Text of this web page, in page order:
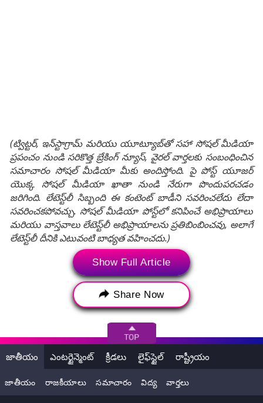
(ట్విట్టర్, ఇన్‌స్టాగ్రామ్ మరియు యూట్యూబ్‌తో సహా సోషల్ మీడియా
ప్రపంచం నుండి సరికొత్త బ్రేకింగ్ న్యూస్, వైరల్ వార్తలకు సంబంధించిన
సమాచారం సోషల్ మీడియా మీకు అందిస్తోంది. పై పోస్ట్ యూజర్
యొక్క సోషల్ మీడియా ఖాతా నుండి నేరుగా పొందుపరచడం
జరిగింది. లేటెస్ట్‌లీ సిబ్బంది ఈ కంటెంట్ బాడీని సవరించలేదు లేదా
సవరించకపోవచ్చు. సోషల్ మీడియా పోస్ట్‌లో కనిపించే అభిప్రాయాలు
మరియు వాస్తవాలు లేటెస్ట్‌లీ అభిప్రాయాలను ప్రతిబింబించవు, అలాగే
లేటెస్ట్‌లీ దీనికి ఎటువంటి బాధ్యత వహించదు.)
YS Jagan to Visit Srikakulam
YS Jagan to Visit Srikakulam News
YS Jagan to Visit Srikakulam District
Andhra Pradesh Srikakulam YSRCP
Palavalasa Rajasekharam శ్రీకాకుళం పర్యటన
వైఎస్ జగన్ ఆంధ్రప్రదేశ్ పాలసవలస కుటుంబం
Show Full Article
Share Now
జాతీయం ఎంటర్టైన్మెంట్ క్రీడలు లైఫ్‌స్టైల్ రాష్ట్రీయం
జాతీయం రాజకీయాలు సమాచారం విద్య వార్తలు